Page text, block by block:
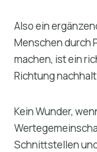
Also ein
Menschen durch
machen, ist ein
Richtung
Kein Wunder,
Schnittstellen